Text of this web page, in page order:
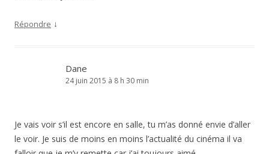
Répondre ↓
Dane
24 juin 2015 à 8 h 30 min
Je vais voir s’il est encore en salle, tu m’as donné envie d’aller
le voir. Je suis de moins en moins l’actualité du cinéma il va